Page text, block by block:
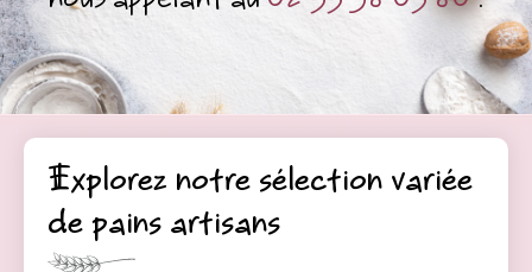
Explorez notre sélection variée
de pains artisans